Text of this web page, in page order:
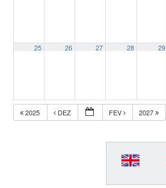
25 26 27 28 29
2025 DEZ FEV 2027